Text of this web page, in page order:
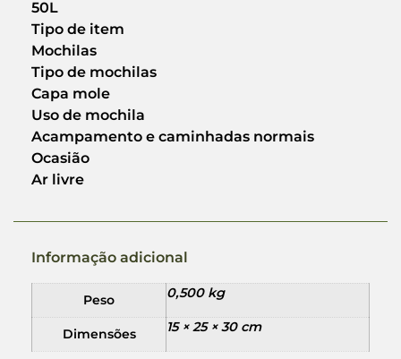
50L
Tipo de item
Mochilas
Tipo de mochilas
Capa mole
Uso de mochila
Acampamento e caminhadas normais
Ocasião
Ar livre
Informação adicional
Peso 0,500 kg
Dimensões 15 × 25 × 30 cm